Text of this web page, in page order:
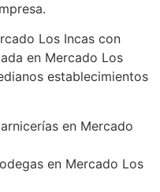
Los Incas con
en Mercado Los
establecimientos
en Mercado
en Mercado Los